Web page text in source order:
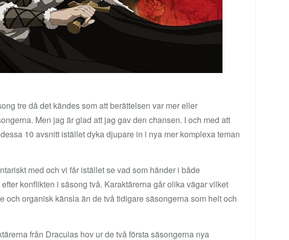
tre då det kändes som att berättelsen var mer eller
Men jag är glad att jag gav den chansen. I och med att
10 avsnitt istället dyka djupare in i nya mer komplexa teman
med och vi får istället se vad som händer i både
konflikten i säsong två. Karaktärerna går olika vägar vilket
och organisk känsla än de två tidigare säsongerna som helt och
från Draculas hov ur de två första säsongerna nya